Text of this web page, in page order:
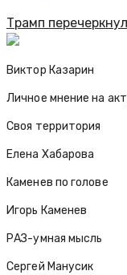
Трамп
Виктор Казарин
Личное мнение на
Своя территория
Елена Хабарова
Каменев по голове
Игорь Каменев
РАЗ-умная мысль
Сергей Манусик